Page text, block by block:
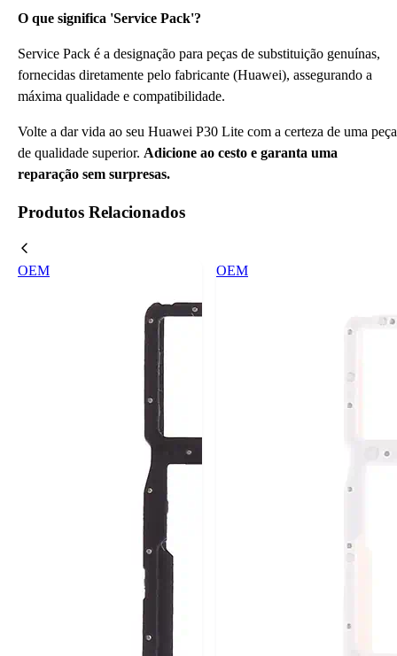
O que significa 'Service Pack'?
Service Pack é a designação para peças de substituição genuínas,
fornecidas diretamente pelo fabricante (Huawei), assegurando a
máxima qualidade e compatibilidade.
Volte a dar vida ao seu Huawei P30 Lite com a certeza de uma peça
de qualidade superior. Adicione ao cesto e garanta uma
reparação sem surpresas.
Produtos Relacionados
OEM OEM